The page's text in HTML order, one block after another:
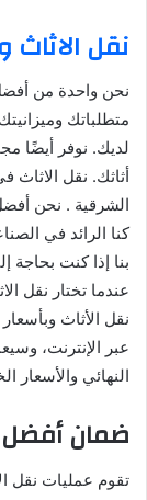
نقل
نحن واحدة من
متطلباتك
لديك. نوفر أيضًا
أثاثك. نقل
الشرقية . نحن
بنا إذا كنت
عندما تختار نقل
نقل الأثاث
عبر الإنترنت،
النهائي والأسعار
ضمان أفضل
تقوم عمليات نقل